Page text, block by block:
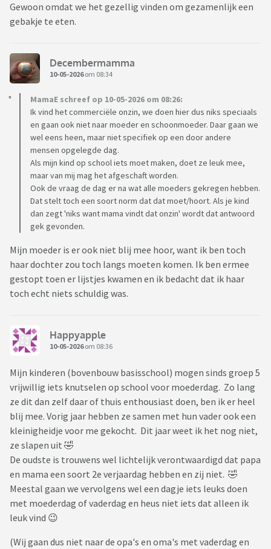
Gewoon omdat we het gezellig vinden om gezamenlijk een
gebakje te eten.
Decembermamma
10-05-2026om 08:34
MamaE schreef op 10-05-2026 om 08:26:
Ik vind het commerciële onzin, we doen hier dus niks speciaals
en gaan ook niet naar moeder en schoonmoeder. Daar gaan we
wel eens heen, maar niet specifiek op een door andere
mensen opgelegde dag.
Als mijn kind op school iets moet maken, doet ze leuk mee,
maar van mij mag het afgeschaft worden.
Ook de vraag de dag er na wat alle moeders gekregen hebben.
Dat stelt toch een soort norm dat dat moet/hoort. Als je kind
dan zegt 'niks want mama vindt dat onzin' wordt dat antwoord
gek gevonden.
Mijn moeder is er ook niet blij mee hoor, want ik ben toch
haar dochter zou toch langs moeten komen. Ik ben ermee
gestopt toen er lijstjes kwamen en ik bedacht dat ik haar
toch echt niets schuldig was.
Happyapple
10-05-2026om 08:36
Mijn kinderen (bovenbouw basisschool) mogen sinds groep 5
vrijwillig iets knutselen op school voor moederdag. Zo lang
ze dit dan zelf daar of thuis enthousiast doen, ben ik er heel
blij mee. Vorig jaar hebben ze samen met hun vader ook een
kleinigheidje voor me gekocht. Dit jaar weet ik het nog niet,
ze slapen uit 🤣
De oudste is trouwens wel lichtelijk verontwaardigd dat papa
en mama een soort 2e verjaardag hebben en zij niet. 🤣
Meestal gaan we vervolgens wel een dagje iets leuks doen
met moederdag of vaderdag en heus niet iets dat alleen ik
leuk vind 😉
(Wij gaan dus niet naar de opa's en oma's met vaderdag en